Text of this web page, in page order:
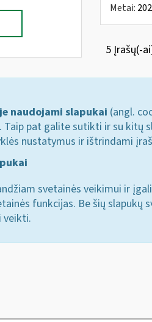
Metai:
5 Įrašų(-
naudojami slapukai (angl.
Taip pat galite sutikti ir su kitų
nustatymus ir ištrindami
svetainės veikimui ir
funkcijas. Be šių slapukų
veikti.